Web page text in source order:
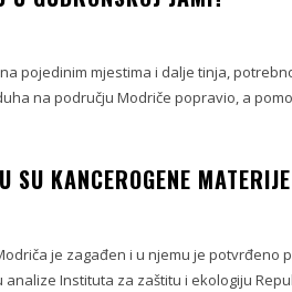
pojedinim mjestima i dalje tinja,
na području Modriče popravio, a
SU KANCEROGENE MATERIJE
je zagađen i u njemu je potvrđeno
Instituta za zaštitu i ekologiju